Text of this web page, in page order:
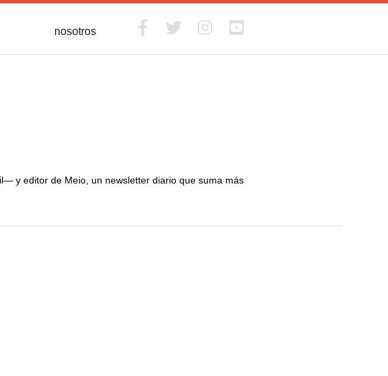
nosotros
y editor de Meio, un newsletter diario que suma más